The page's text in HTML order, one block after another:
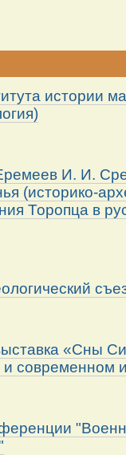
истории
И. И.
(историко-
Торопца в
«Сны
современном